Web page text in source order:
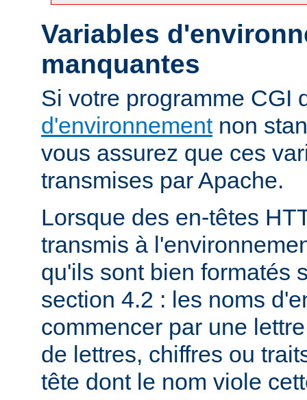
Variables
manquantes
Si votre programme CGI
d'environnementnon
vous assurez que ces
transmises par Apache.
Lorsque des en-têtes
transmis à
qu'ils sont bien formatés
section 4.2 : les noms
commencer par une
de lettres, chiffres ou
tête dont le nom viole